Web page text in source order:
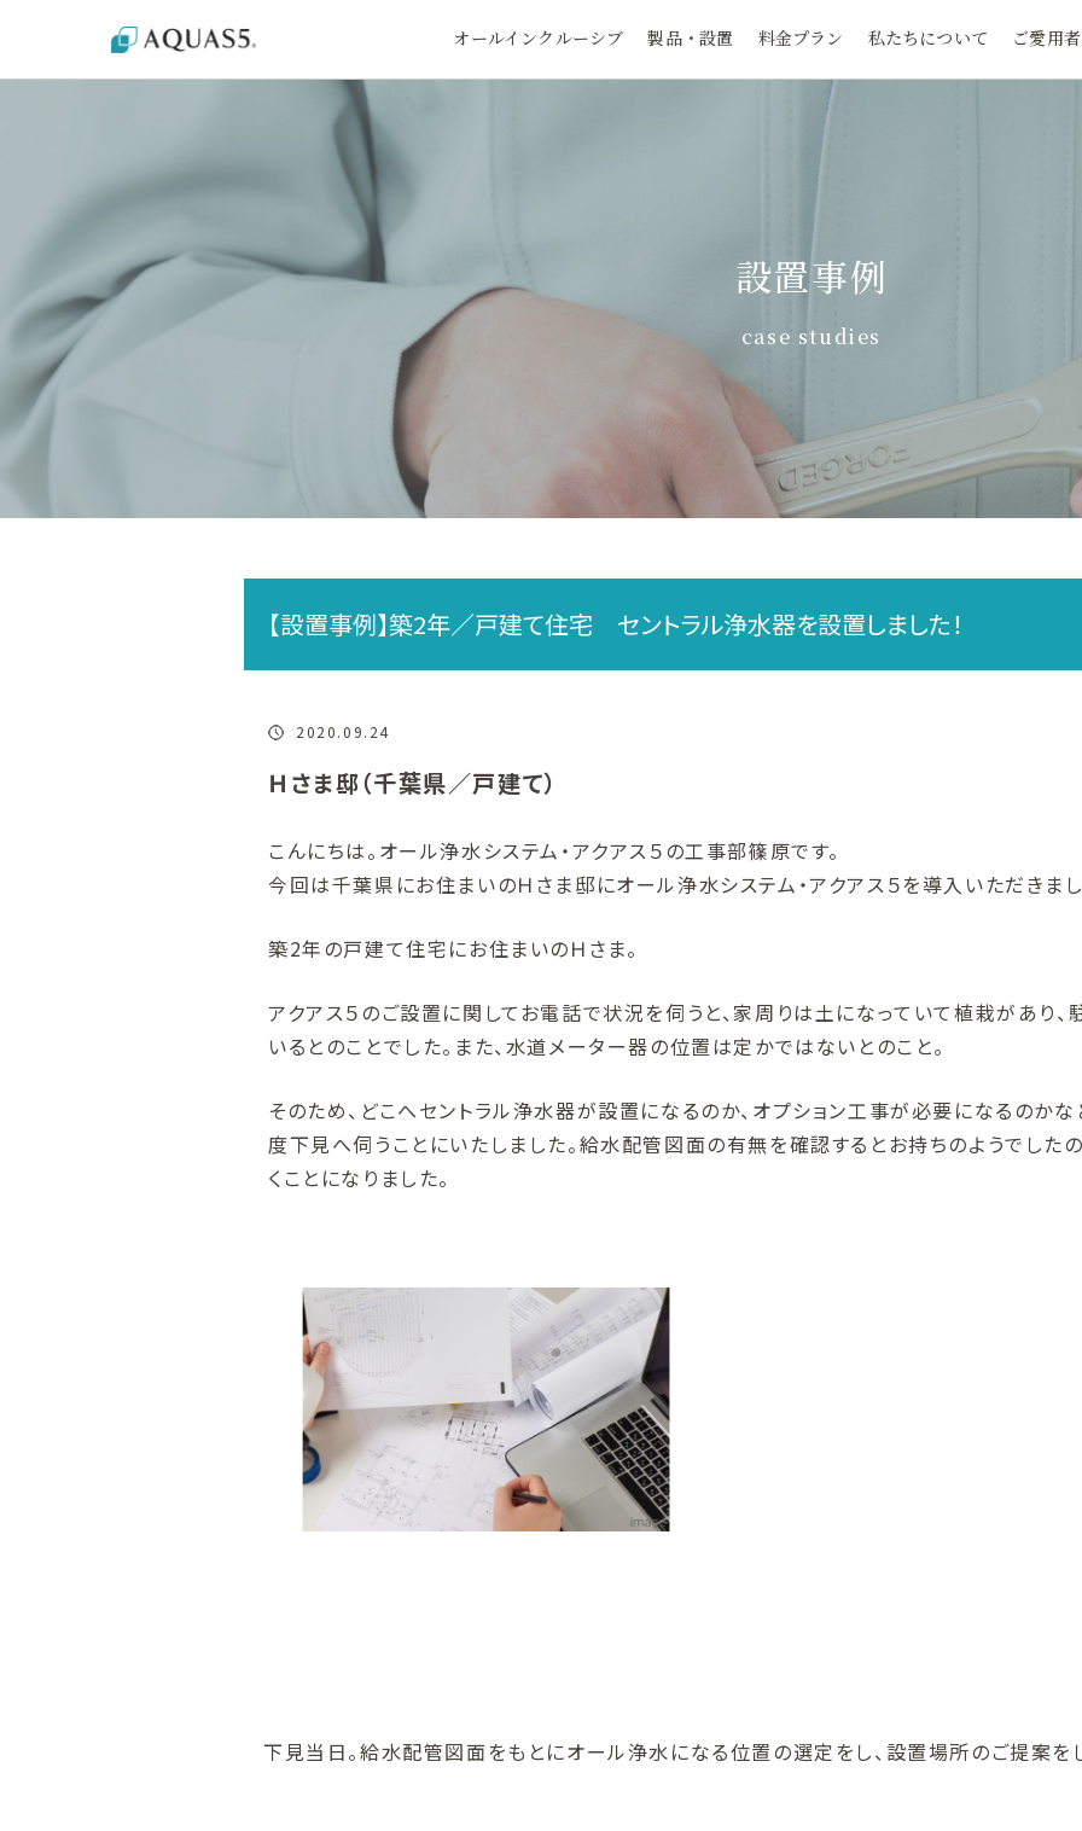
オールインクルーシブ 製品・設置 料金プラン 私たちについて ご愛用
設置事例
case studies
【設置事例】築2年／戸建て住宅 セントラル浄水器を設置しました！
2020.09.24
Ｈさま邸（千葉県／戸建て）
こんにちは。オール浄水システム・アクアス５の工事部篠原です。
今回は千葉県にお住まいのＨさま邸にオール浄水システム・アクアス５を導入いただきまし
築2年の戸建て住宅にお住まいのＨさま。
アクアス５のご設置に関してお電話で状況を伺うと、家周りは土になっていて植栽があり、
いるとのことでした。また、水道メーター器の位置は定かではないとのこと。
そのため、どこへセントラル浄水器が設置になるのか、オプション工事が必要になるのか
度下見へ伺うことにいたしました。給水配管図面の有無を確認するとお持ちのようでした
くことになりました。
下見当日。給水配管図面をもとにオール浄水になる位置の選定をし、設置場所のご提案を